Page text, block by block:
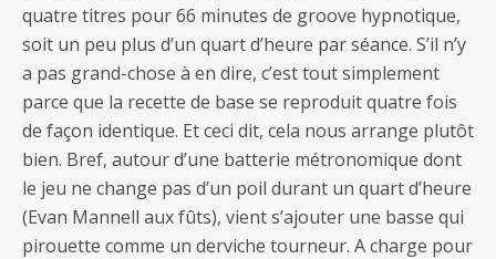
quatre titres pour 66 minutes de groove hypnotique,
soit un peu plus d’un quart d’heure par séance. S’il n’y
a pas grand-chose à en dire, c’est tout simplement
parce que la recette de base se reproduit quatre fois
de façon identique. Et ceci dit, cela nous arrange plutôt
bien. Bref, autour d’une batterie métronomique dont
le jeu ne change pas d’un poil durant un quart d’heure
(Evan Mannell aux fûts), vient s’ajouter une basse qui
pirouette comme un derviche tourneur. A charge pour